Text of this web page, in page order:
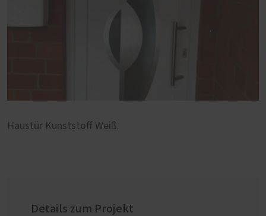
Haustür Kunststoff Weiß.
Details zum Projekt